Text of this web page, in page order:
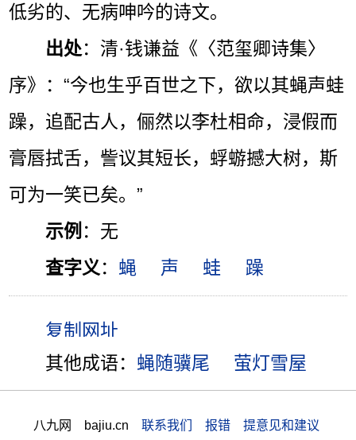
低劣的、无病呻吟的诗文。
出处：清·钱谦益《〈范玺卿诗集〉
序》：“今也生乎百世之下，欲以其蝇声蛙
躁，追配古人，俪然以李杜相命，浸假而
膏唇拭舌，訾议其短长，蜉蝣撼大树，斯
可为一笑已矣。”
示例 ：无
查字义 ： 蝇 声 蛙 躁
其他成语： 蝇随骥尾 萤灯雪屋
八九网 bajiu.cn 联系我们 报错 提意见和建议